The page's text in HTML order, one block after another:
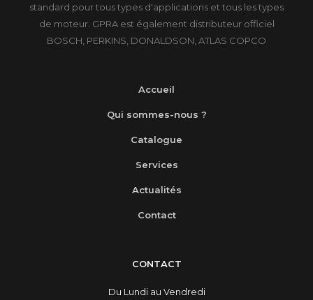
standard pour tous types d'applications et tous les types
de moteur. GPRA est également distributeur officiel
BOSCH, PERKINS, DONALDSON, ATLAS COPCO
Accueil
Qui sommes-nous ?
Catalogue
Services
Actualités
Contact
CONTACT
Du Lundi au Vendredi